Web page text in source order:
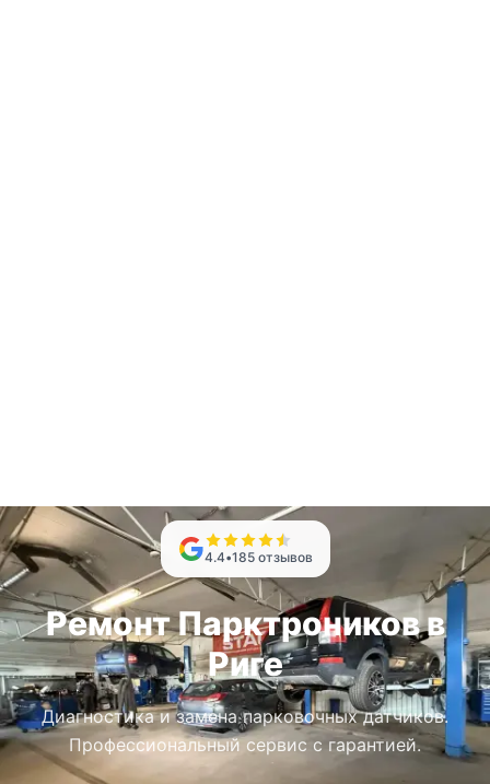
4.4•185 отзывов
Ремонт Парктроников в
Риге
Диагностика и замена парковочных датчиков.
Профессиональный сервис с гарантией.